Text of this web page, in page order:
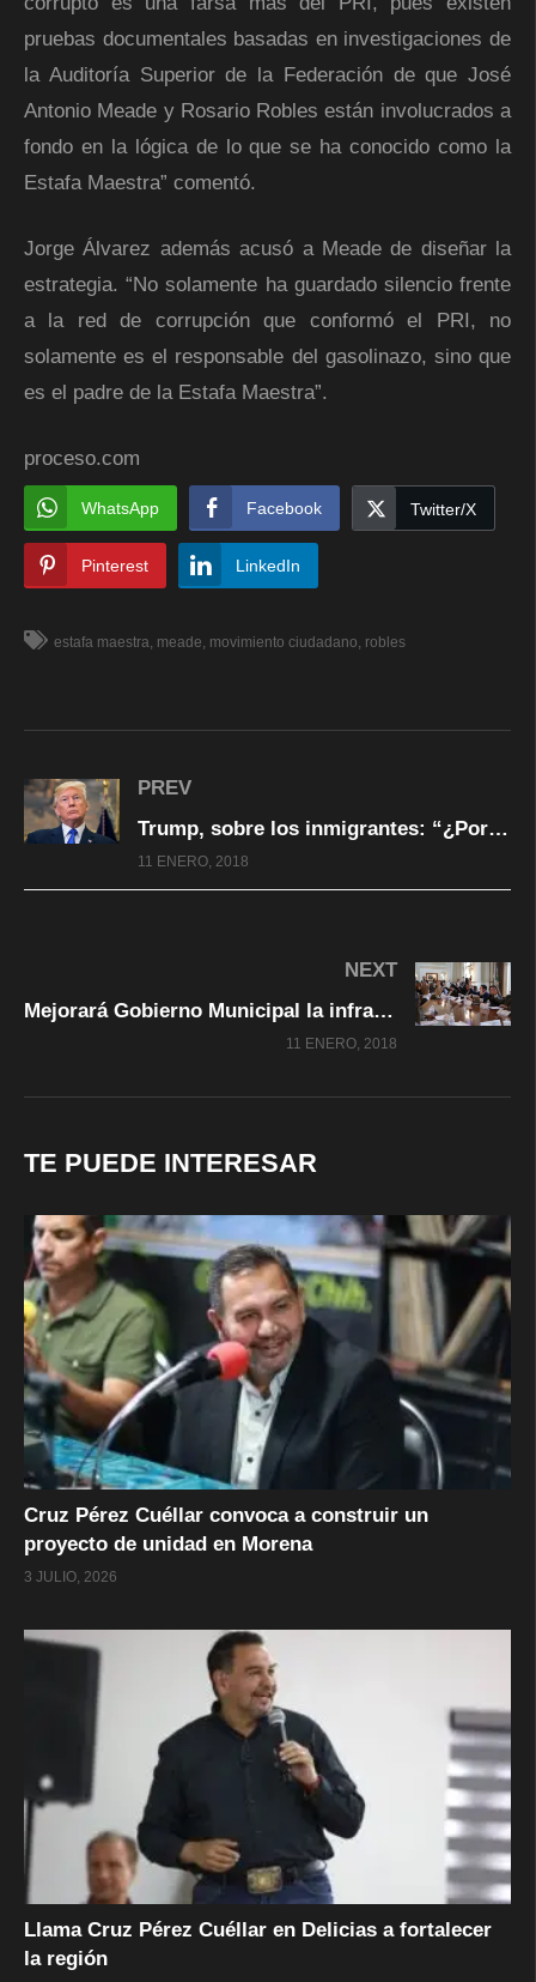
pruebas documentales basadas en investigaciones de
la Auditoría Superior de la Federación de que José
Antonio Meade y Rosario Robles están involucrados a
fondo en la lógica de lo que se ha conocido como la
Estafa Maestra” comentó.
Jorge Álvarez además acusó a Meade de diseñar la
estrategia. “No solamente ha guardado silencio frente
a la red de corrupción que conformó el PRI, no
solamente es el responsable del gasolinazo, sino que
es el padre de la Estafa Maestra”.
proceso.com
WhatsApp Facebook Twitter/X
Pinterest LinkedIn
estafa maestra meade movimiento ciudadano robles
PREV
Trump, sobre los inmigrantes: “¿Por qué recibimos a gente de países de mierda?”
11 ENERO, 2018
NEXT
Mejorará Gobierno Municipal la infraestructura hidráulica y sanitaria de escuelas públicas
11 ENERO, 2018
TE PUEDE INTERESAR
Cruz Pérez Cuéllar convoca a construir un
proyecto de unidad en Morena
3 JULIO, 2026
Llama Cruz Pérez Cuéllar en Delicias a fortalecer
la región